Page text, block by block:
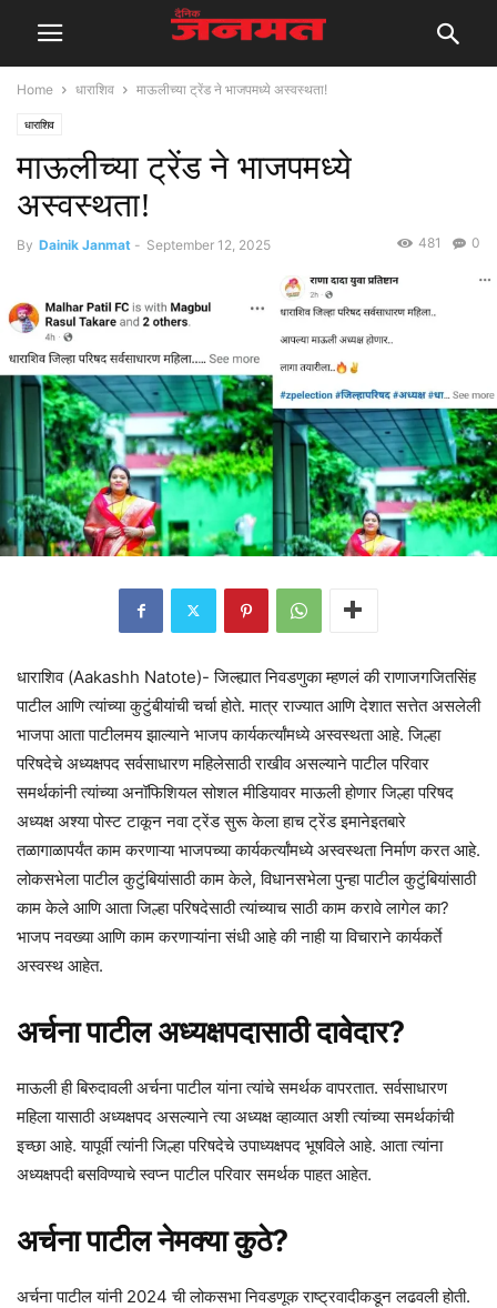
Home धाराशिव माऊलीच्या ट्रेंड ने भाजपमध्ये अस्वस्थता!
धाराशिव
माऊलीच्या ट्रेंड ने भाजपमध्ये
अस्वस्थता!
By Dainik Janmat - September 12, 2025 0
481
धाराशिव (Aakashh Natote)- जिल्ह्यात निवडणुका म्हणलं की राणाजगजितसिंह
पाटील आणि त्यांच्या कुटुंबीयांची चर्चा होते. मात्र राज्यात आणि देशात सत्तेत असलेली
भाजपा आता पाटीलमय झाल्याने भाजप कार्यकर्त्यांमध्ये अस्वस्थता आहे. जिल्हा
परिषदेचे अध्यक्षपद सर्वसाधारण महिलेसाठी राखीव असल्याने पाटील परिवार
समर्थकांनी त्यांच्या अनॉफिशियल सोशल मीडियावर माऊली होणार जिल्हा परिषद
अध्यक्ष अश्या पोस्ट टाकून नवा ट्रेंड सुरू केला हाच ट्रेंड इमानेइतबारे
तळागाळापर्यंत काम करणाऱ्या भाजपच्या कार्यकर्त्यांमध्ये अस्वस्थता निर्माण करत आहे.
लोकसभेला पाटील कुटुंबियांसाठी काम केले, विधानसभेला पुन्हा पाटील कुटुंबियांसाठी
काम केले आणि आता जिल्हा परिषदेसाठी त्यांच्याच साठी काम करावे लागेल का?
भाजप नवख्या आणि काम करणाऱ्यांना संधी आहे की नाही या विचाराने कार्यकर्ते
अस्वस्थ आहेत.
अर्चना पाटील अध्यक्षपदासाठी दावेदार?
माऊली ही बिरुदावली अर्चना पाटील यांना त्यांचे समर्थक वापरतात. सर्वसाधारण
महिला यासाठी अध्यक्षपद असल्याने त्या अध्यक्ष व्हाव्यात अशी त्यांच्या समर्थकांची
इच्छा आहे. यापूर्वी त्यांनी जिल्हा परिषदेचे उपाध्यक्षपद भूषविले आहे. आता त्यांना
अध्यक्षपदी बसविण्याचे स्वप्न पाटील परिवार समर्थक पाहत आहेत.
अर्चना पाटील नेमक्या कुठे?
अर्चना पाटील यांनी 2024 ची लोकसभा निवडणूक राष्ट्रवादीकडून लढवली होती.